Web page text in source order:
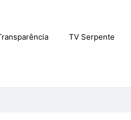
TV Serpente